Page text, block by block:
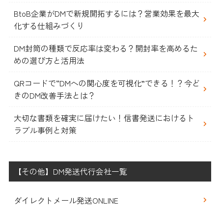
BtoB企業がDMで新規開拓するには？営業効果を最大
化する仕組みづくり
DM封筒の種類で反応率は変わる？開封率を高めるた
めの選び方と活用法
QRコードで“DMへの関心度を可視化”できる！？今ど
きのDM改善手法とは？
大切な書類を確実に届けたい！信書発送におけるト
ラブル事例と対策
【その他】DM発送代行会社一覧
ダイレクトメール発送ONLINE